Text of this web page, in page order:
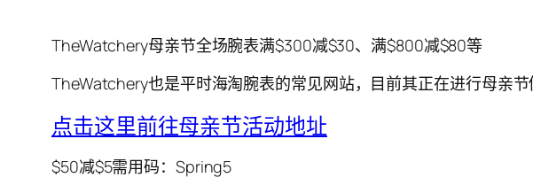
TheWatchery母亲节全场腕表满$300减$30、满$800减$80等
TheWatchery也是平时海淘腕表的常见网站，目前其正在进行母亲
点击这里前往母亲节活动地址
$50减$5需用码：Spring5